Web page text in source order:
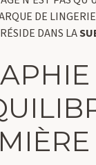
DE
DANS LA